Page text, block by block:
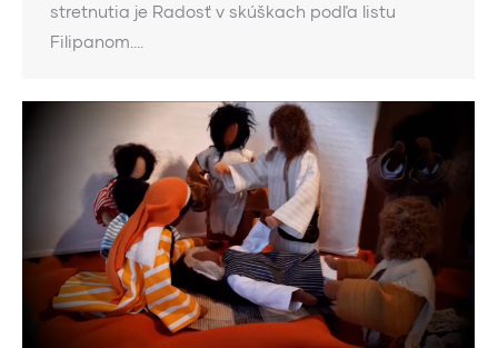
stretnutia je Radosť v skúškach podľa listu
Filipanom.…